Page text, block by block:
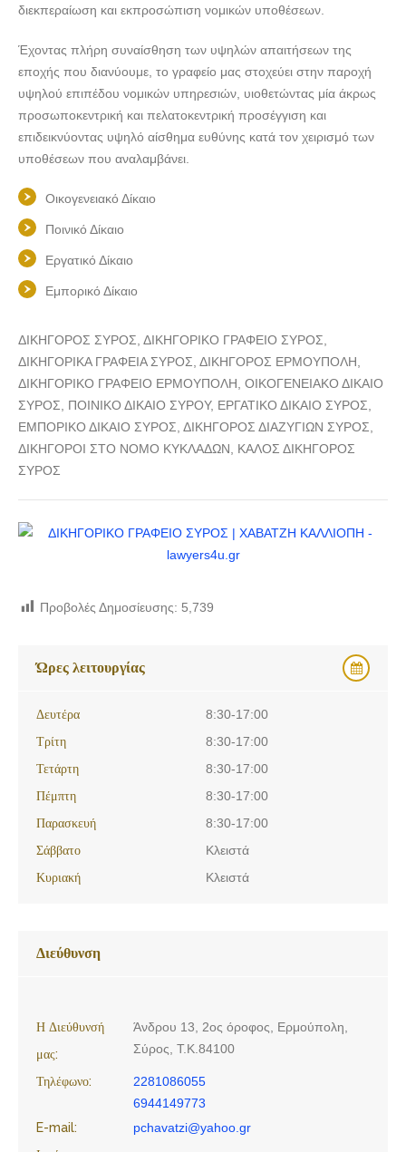
διεκπεραίωση και εκπροσώπιση νομικών υποθέσεων.
Έχοντας πλήρη συναίσθηση των υψηλών απαιτήσεων της
εποχής που διανύουμε, το γραφείο μας στοχεύει στην παροχή
υψηλού επιπέδου νομικών υπηρεσιών, υιοθετώντας μία άκρως
προσωποκεντρική και πελατοκεντρική προσέγγιση και
επιδεικνύοντας υψηλό αίσθημα ευθύνης κατά τον χειρισμό των
υποθέσεων που αναλαμβάνει.
Οικογενειακό Δίκαιο
Ποινικό Δίκαιο
Εργατικό Δίκαιο
Εμπορικό Δίκαιο
ΔΙΚΗΓΟΡΟΣ ΣΥΡΟΣ, ΔΙΚΗΓΟΡΙΚΟ ΓΡΑΦΕΙΟ ΣΥΡΟΣ,
ΔΙΚΗΓΟΡΙΚΑ ΓΡΑΦΕΙΑ ΣΥΡΟΣ, ΔΙΚΗΓΟΡΟΣ ΕΡΜΟΥΠΟΛΗ,
ΔΙΚΗΓΟΡΙΚΟ ΓΡΑΦΕΙΟ ΕΡΜΟΥΠΟΛΗ, ΟΙΚΟΓΕΝΕΙΑΚΟ ΔΙΚΑΙΟ
ΣΥΡΟΣ, ΠΟΙΝΙΚΟ ΔΙΚΑΙΟ ΣΥΡΟΥ, ΕΡΓΑΤΙΚΟ ΔΙΚΑΙΟ ΣΥΡΟΣ,
ΕΜΠΟΡΙΚΟ ΔΙΚΑΙΟ ΣΥΡΟΣ, ΔΙΚΗΓΟΡΟΣ ΔΙΑΖΥΓΙΩΝ ΣΥΡΟΣ,
ΔΙΚΗΓΟΡΟΙ ΣΤΟ ΝΟΜΟ ΚΥΚΛΑΔΩΝ, ΚΑΛΟΣ ΔΙΚΗΓΟΡΟΣ
ΣΥΡΟΣ
Προβολές Δημοσίευσης: 5,739
Ώρες λειτουργίας
Δευτέρα
8:30-17:00
Τρίτη
8:30-17:00
Τετάρτη
8:30-17:00
Πέμπτη
8:30-17:00
Παρασκευή
8:30-17:00
Σάββατο
Κλειστά
Κυριακή
Κλειστά
Διεύθυνση
Η Διεύθυνσή
μας:
Άνδρου 13, 2ος όροφος, Ερμούπολη,
Σύρος, Τ.Κ.84100
Τηλέφωνο:
2281086055
6944149773
E-mail:
pchavatzi@yahoo.gr